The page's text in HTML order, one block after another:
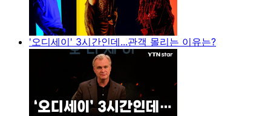
'오디세이' 3시간인데...관객 몰리는 이유는?